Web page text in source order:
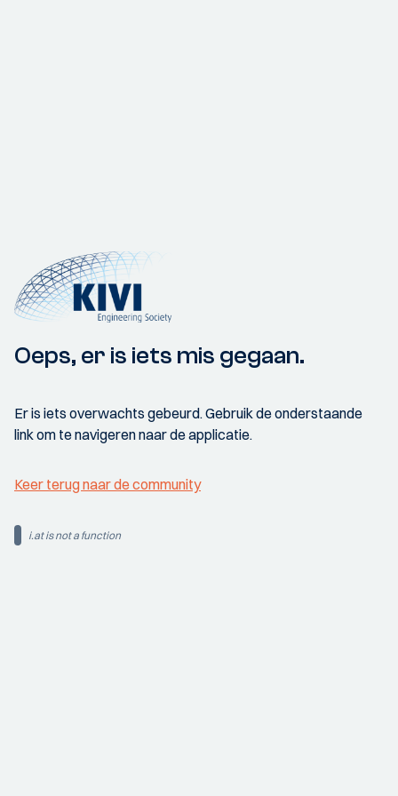
Oeps, er is iets mis gegaan.
Er is iets overwachts gebeurd. Gebruik de onderstaande
link om te navigeren naar de applicatie.
Keer terug naar de community
i.at is not a function